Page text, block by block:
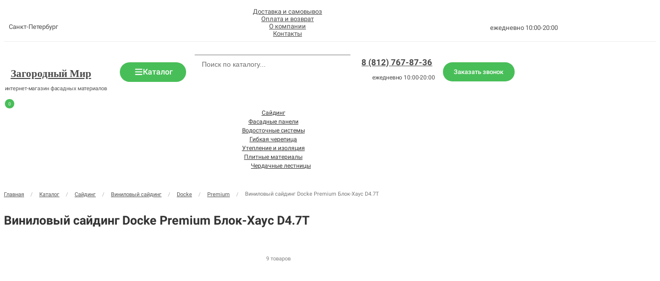
Санкт-Петербург
Доставка и самовывоз
Оплата и возврат
О компании
Контакты
ежедневно 10:00-20:00
Загородный Мир
интернет-магазин фасадных материалов
Каталог
8 (812) 767-87-36
ежедневно 10:00-20:00
Заказать звонок
0
Сайдинг
Фасадные панели
Водосточные системы
Гибкая черепица
Утепление и изоляция
Плитные материалы
Чердачные лестницы
Главная / Каталог / Сайдинг / Виниловый сайдинг / Docke / Premium / Виниловый сайдинг Docke Premium Блок-Хаус D4.7T
Виниловый сайдинг Docke Premium Блок-Хаус D4.7T
9 товаров